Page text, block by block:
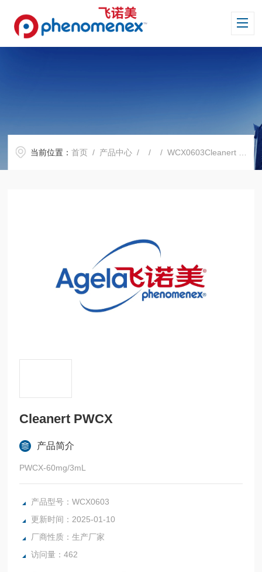
当前位置：首页 / 产品中心 / / / WCX0603Cleanert PWCX
Cleanert PWCX
产品简介
PWCX-60mg/3mL
产品型号：WCX0603
更新时间：2025-01-10
厂商性质：生产厂家
访问量：462